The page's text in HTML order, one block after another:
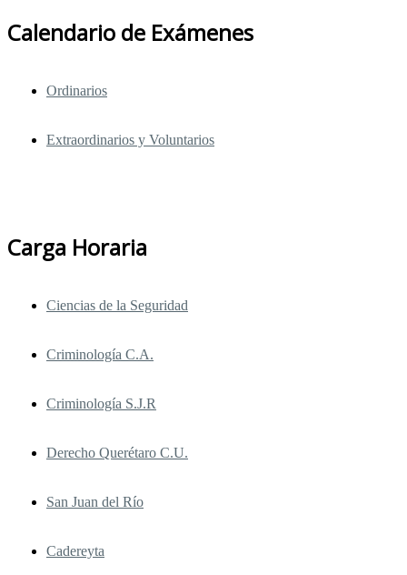
Calendario de Exámenes
Ordinarios
Extraordinarios y Voluntarios
Carga Horaria
Ciencias de la Seguridad
Criminología C.A.
Criminología S.J.R
Derecho Querétaro C.U.
San Juan del Río
Cadereyta